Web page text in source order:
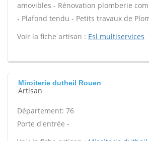
amovibles - Rénovation plomberie
- Plafond tendu - Petits travaux de
Voir la fiche artisan : Esl multiservices
Miroiterie dutheil Rouen
Artisan
Département: 76
Porte d'entrée -